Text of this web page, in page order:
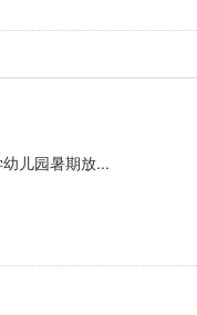
儿园暑期放...